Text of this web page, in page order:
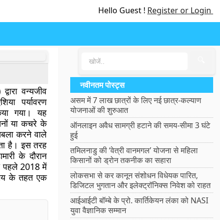
Hello Guest ! Register or Login
वन्यजीव
पर्यावरण
गया। यह
या कचरे के
करने वाले
है। इस तरह
के दौरान
पहले 2018 में
के तहत एक
नवीनतम पोस्ट्स
असम में 7 लाख छात्रों के लिए नई छात्र-कल्याण
योजनाओं की शुरुआत
ऑनलाइन अवैध सामग्री हटाने की समय-सीमा 3 घंटे
हुई
तमिलनाडु की ‘वेत्री वानमगल’ योजना से महिला
किसानों को ड्रोन तकनीक का सहारा
लोकसभा से कर कानून संशोधन विधेयक पारित,
डिजिटल भुगतान और इलेक्ट्रॉनिक्स निवेश को राहत
आईआईटी बॉम्बे के प्रो. कार्तिकेयन लंका को NASI
युवा वैज्ञानिक सम्मान